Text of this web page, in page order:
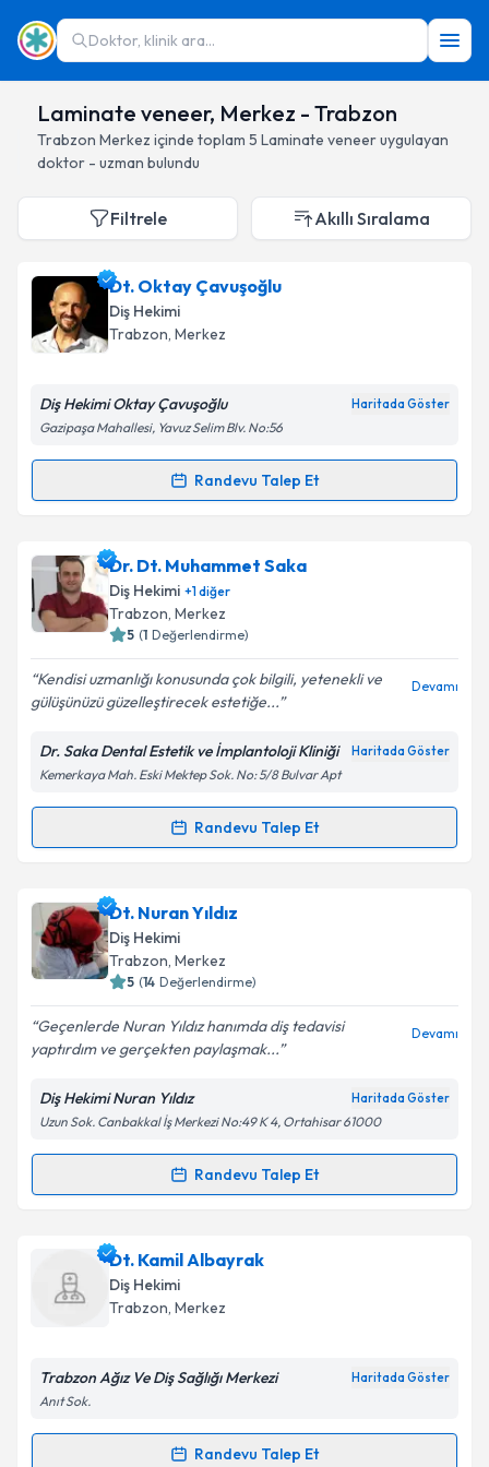
Doktor, klinik ara...
Laminate veneer, Merkez - Trabzon
Trabzon Merkez içinde toplam 5 Laminate veneeruygulayan
doktor - uzman bulundu
Filtrele Akıllı Sıralama
Dt. Oktay Çavuşoğlu
Diş Hekimi
Trabzon, Merkez
Diş Hekimi Oktay Çavuşoğlu Haritada Göster
Gazipaşa Mahallesi, Yavuz Selim Blv. No:56
Randevu Talep Et
Randevu Takvimi Talebi
Dt. Oktay Çavuşoğluiçin randevu takvimi talebi
oluşturun. Size bu uzmandan randevu almanız için bir
takvim hazırlandığında e-posta ile bilgilendireceğiz.
Kişisel verilerimin işlenmesine ilişkin
Aydınlatma
Metni'ni okudum ve kişisel verilerimin belirtilen
kapsamda işlenmesini kabul ediyorum.
Dr. Dt. Muhammet Saka
Diş Hekimi +1diğer
Trabzon, Merkez
5 (1 Değerlendirme)
Kendisi uzmanlığı konusunda çok bilgili, yetenekli ve
gülüşünüzü güzelleştirecek estetiğe...
Devamı
Dr. Saka Dental Estetik ve İmplantoloji Kliniği Haritada Göster
Kemerkaya Mah. Eski Mektep Sok. No: 5/8 Bulvar Apt
Randevu Talep Et
Randevu Takvimi Talebi
Dr. Dt. Muhammet Saka
oluşturun. Size bu uzmandan randevu almanız için bir
takvim hazırlandığında e-posta ile bilgilendireceğiz.
Kişisel verilerimin işlenmesine ilişkin
Aydınlatma
Metni'ni okudum ve kişisel verilerimin belirtilen
kapsamda işlenmesini kabul ediyorum.
Dt. Nuran Yıldız
Diş Hekimi
Trabzon, Merkez
5 (14 Değerlendirme)
Geçenlerde Nuran Yıldız hanımda diş tedavisi
yaptırdım ve gerçekten paylaşmak...
Devamı
Diş Hekimi Nuran Yıldız Haritada Göster
Uzun Sok. Canbakkal İş Merkezi No:49 K 4, Ortahisar 61000
Randevu Talep Et
Randevu Takvimi Talebi
Dt. Nuran Yıldıziçin randevu takvimi talebi oluşturun.
Size bu uzmandan randevu almanız için bir takvim
hazırlandığında e-posta ile bilgilendireceğiz.
Kişisel verilerimin işlenmesine ilişkin
Dt. Kamil Albayrak
Diş Hekimi
Trabzon, Merkez
Trabzon Ağız Ve Diş Sağlığı Merkezi Haritada Göster
Anıt Sok.
Randevu Talep Et